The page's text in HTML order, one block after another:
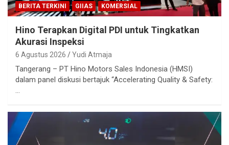
BERITA TERKINI GIIAS KOMERSIAL
Hino Terapkan Digital PDI untuk Tingkatkan
Akurasi Inspeksi
6 Agustus 2026 Yudi Atmaja
Tangerang – PT Hino Motors Sales Indonesia (HMSI)
dalam panel diskusi bertajuk “Accelerating Quality & Safety:
…